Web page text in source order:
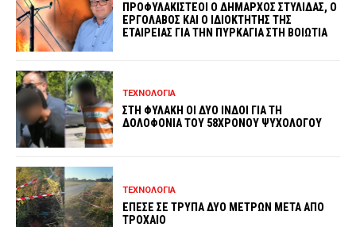
ΠΡΟΦΥΛΑΚΙΣΤΕΟΙ Ο ΔΗΜΑΡΧΟΣ ΣΤΥΛΙΔΑΣ, Ο
ΕΡΓΟΛΑΒΟΣ ΚΑΙ Ο ΙΔΙΟΚΤΗΤΗΣ ΤΗΣ
ΕΤΑΙΡΕΙΑΣ ΓΙΑ ΤΗΝ ΠΥΡΚΑΓΙΑ ΣΤΗ ΒΟΙΩΤΙΑ
ΤΕΧΝΟΛΟΓΙΑ
ΣΤΗ ΦΥΛΑΚΗ ΟΙ ΔΥΟ ΙΝΔΟΙ ΓΙΑ ΤΗ
ΔΟΛΟΦΟΝΙΑ ΤΟΥ 58ΧΡΟΝΟΥ ΨΥΧΟΛΟΓΟΥ
ΤΕΧΝΟΛΟΓΙΑ
ΕΠΕΣΕ ΣΕ ΤΡΥΠΑ ΔΥΟ ΜΕΤΡΩΝ ΜΕΤΑ ΑΠΟ
ΤΡΟΧΑΙΟ